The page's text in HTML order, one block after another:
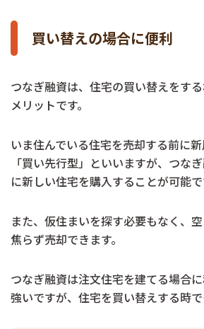
買い替えの場合に便利
つなぎ融資は、住宅の買い替えをす
メリットです。
いま住んでいる住宅を売却する前に
「買い先行型」といいますが、つな
に新しい住宅を購入することが可能で
また、仮住まいを探す必要もなく、
焦らず売却できます。
つなぎ融資は注文住宅を建てる場合
強いですが、住宅を買い替えする時で